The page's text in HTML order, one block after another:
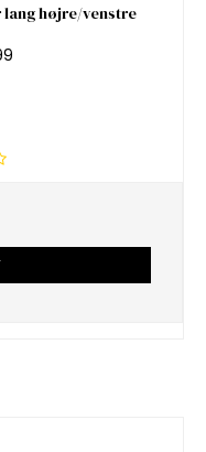
højre/venstre